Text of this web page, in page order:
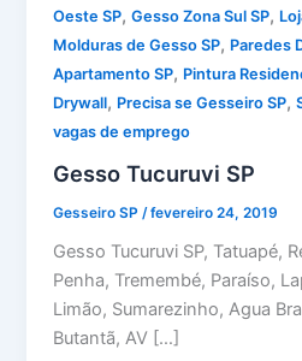
Oeste SP,Gesso Zona Sul SP,
Molduras de Gesso SP, Paredes
Apartamento SP, Pintura
Drywall, Precisa se Gesseiro SP,
vagas de emprego
Gesso Tucuruvi SP
Gesseiro SP /fevereiro 24, 2019
Gesso Tucuruvi SP, Tatuapé,
Penha, Tremembé, Paraíso,
Limão, Sumarezinho, Agua
Butantã, AV […]